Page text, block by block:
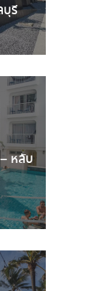
บุรี
หลับ